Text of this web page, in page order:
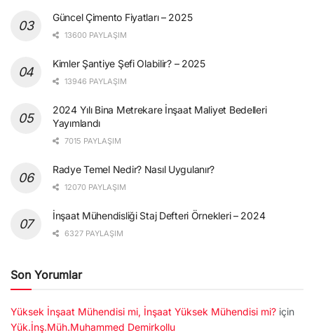
Güncel Çimento Fiyatları – 2025
13600 PAYLAŞIM
Kimler Şantiye Şefi Olabilir? – 2025
13946 PAYLAŞIM
2024 Yılı Bina Metrekare İnşaat Maliyet Bedelleri
Yayımlandı
7015 PAYLAŞIM
Radye Temel Nedir? Nasıl Uygulanır?
12070 PAYLAŞIM
İnşaat Mühendisliği Staj Defteri Örnekleri – 2024
6327 PAYLAŞIM
Son Yorumlar
Yüksek İnşaat Mühendisi mi, İnşaat Yüksek Mühendisi mi? için
Yük.İnş.Müh.Muhammed Demirkollu